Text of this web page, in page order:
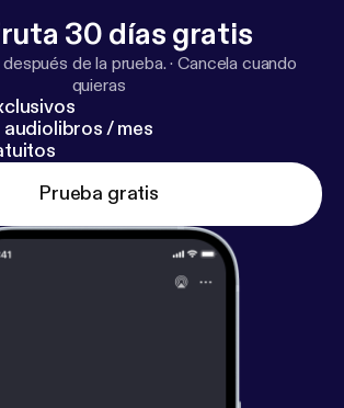
https://www.facebook.com/cabec
[https://www.facebook.com/ca
] * YouTube:
30 días gratis
de la prueba. ·Cancela cuando
quieras
/ mes
Prueba gratis